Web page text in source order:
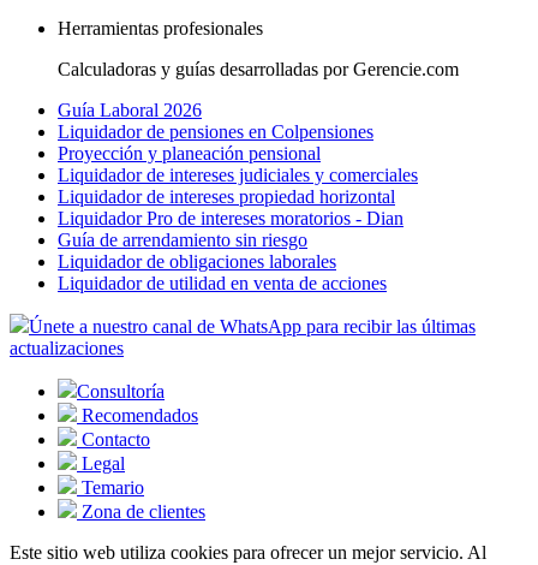
Herramientas profesionales
Calculadoras y guías desarrolladas por Gerencie.com
Guía Laboral 2026
Liquidador de pensiones en Colpensiones
Proyección y planeación pensional
Liquidador de intereses judiciales y comerciales
Liquidador de intereses propiedad horizontal
Liquidador Pro de intereses moratorios - Dian
Guía de arrendamiento sin riesgo
Liquidador de obligaciones laborales
Liquidador de utilidad en venta de acciones
Únete a nuestro canal de WhatsApp para recibir las últimas
actualizaciones
Consultoría
Recomendados
Contacto
Legal
Temario
Zona de clientes
Este sitio web utiliza cookies para ofrecer un mejor servicio. Al